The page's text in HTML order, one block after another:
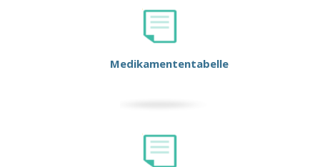
Medikamententabelle